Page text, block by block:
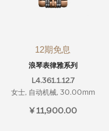
12期免息
浪琴表律雅系列
L4.361.1.12.7
女士, 自动机械, 30.00mm
¥ 11,900.00